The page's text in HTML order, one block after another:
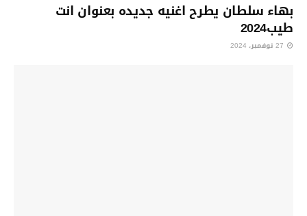
بهاء سلطان يطرح اغنيه جديده بعنوان انت
طيب2024